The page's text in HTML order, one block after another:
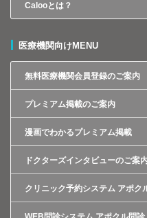
Calooとは？
医療機関向けMENU
無料医療機関会員登録のご案内
プレミアム掲載のご案内
漫画でわかるプレミアム掲載
ドクターズインタビューのご案
クリニック予約システム アポク